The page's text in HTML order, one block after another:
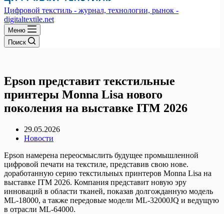
Цифровой текстиль - журнал, технологии, рынок -
digitaltextile.net
Меню
Поиск
Epson представит текстильные
принтеры Monna Lisa нового
поколения на выставке ITM 2026
29.05.2026
Новости
Epson намерена переосмыслить будущее промышленной
цифровой печати на текстиле, представив свою новe.
доработанную серию текстильных принтеров Monna Lisa на
выставке ITM 2026. Компания представит новую эру
инноваций в области тканей, показав долгожданную модель
ML-18000, а также передовые модели ML-32000JQ и ведущую
в отрасли ML-64000.